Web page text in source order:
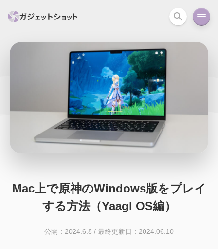
スマホ PC関連 カメラ
スマートホーム アクションカメラ
iPhone iPad Mac Android
ニュース オーディオ 周辺機器
Mac上で原神のWindows版をプレイ
する方法（Yaagl OS編）
公開：2024.6.8 / 最終更新日：2024.06.10